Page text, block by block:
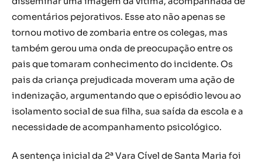
comentários pejorativos. Esse ato não apenas se
tornou motivo de zombaria entre os colegas, mas
também gerou uma onda de preocupação entre os
pais que tomaram conhecimento do incidente. Os
pais da criança prejudicada moveram uma ação de
indenização, argumentando que o episódio levou ao
isolamento social de sua filha, sua saída da escola e a
necessidade de acompanhamento psicológico.
A sentença inicial da 2ª Vara Cível de Santa Maria foi